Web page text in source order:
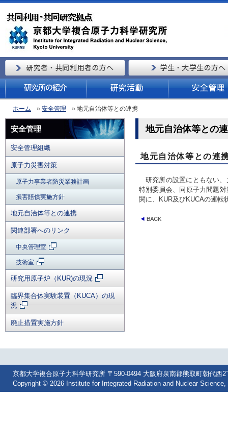
ホーム » 安全管理 » 地元自治体等との連携
安全管理
安全管理組織
原子力災害対策
原子力事業者防災業務計画
損害賠償実施方針
地元自治体等との連携
関連部署へのリンク
中央管理室
技術室
研究用原子炉（KUR)の現況
臨界集合体実験装置（KUCA）の現
況
廃止措置実施方針
地元自治体等との
地元自治体等との連
研究所の設置にともない
特別委員会、同原子力問題
関に、KUR及びKUCAの運転
京都大学複合原子力科学研究所 〒590-0494 大阪府泉南郡熊取町朝代西
Copyright © 2026 Institute for Integrated Radiation and Nuclear